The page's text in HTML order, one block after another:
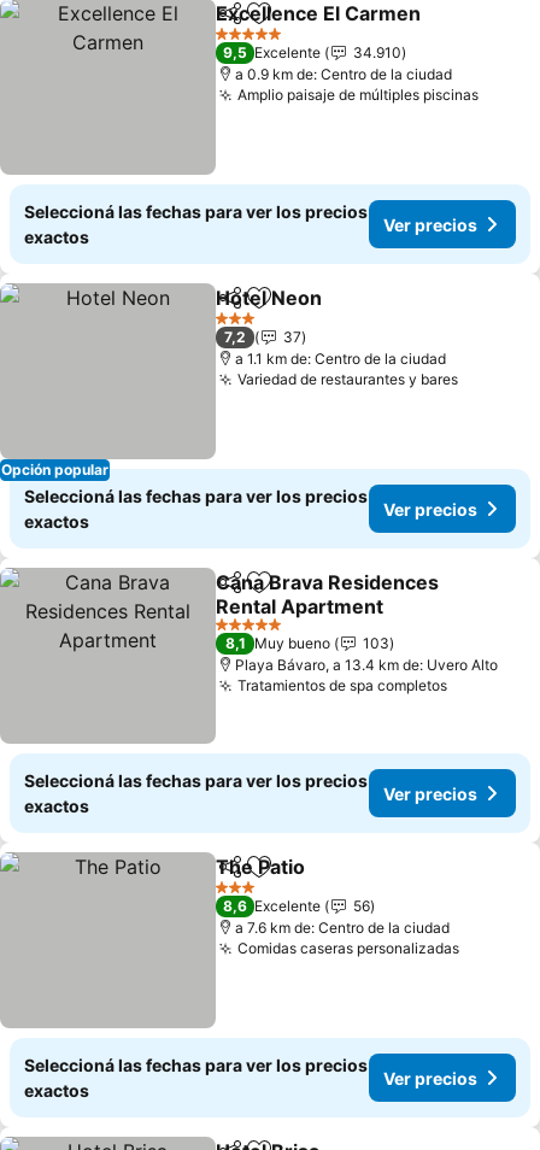
CompartirAñadir a favoritos
Excellence El Carmen
5 Estrellas
9,5 Excelente
34.910
a 0.9 km de: Centro de la ciudad
Amplio paisaje de múltiples piscinasVer
Seleccioná las fechas para ver los precios
exactos
Ver precios
Opción popular
CompartirAñadir a favoritos
Hotel Neon
3 Estrellas
7,2
37
a 1.1 km de: Centro de la ciudad
Variedad de restaurantes y baresVer
Seleccioná las fechas para ver los precios
exactos
Ver precios
CompartirAñadir a favoritos
Cana Brava Residences
Rental Apartment
Ver precios
5 Estrellas
8,1 Muy bueno
103
Playa Bávaro, a 13.4 km de: Uvero Alto
Tratamientos de spa completosVer
Seleccioná las fechas para ver los precios
exactos
Ver precios
Compartir
Añadir a favoritos
The Patio
3 Estrellas
8,6 Excelente
56
a 7.6 km de: Centro de la ciudad
Comidas caseras personalizadasVer
Seleccioná las fechas para ver los precios
exactos
Ver precios